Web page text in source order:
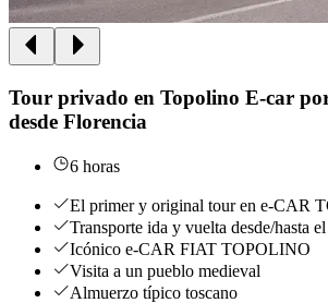
Tour privado en Topolino E-car
desde Florencia
6 horas
El primer y original tour en e-CAR
Transporte ida y vuelta desde/hasta
Icónico e-CAR FIAT TOPOLINO
Visita a un pueblo medieval
Almuerzo típico toscano